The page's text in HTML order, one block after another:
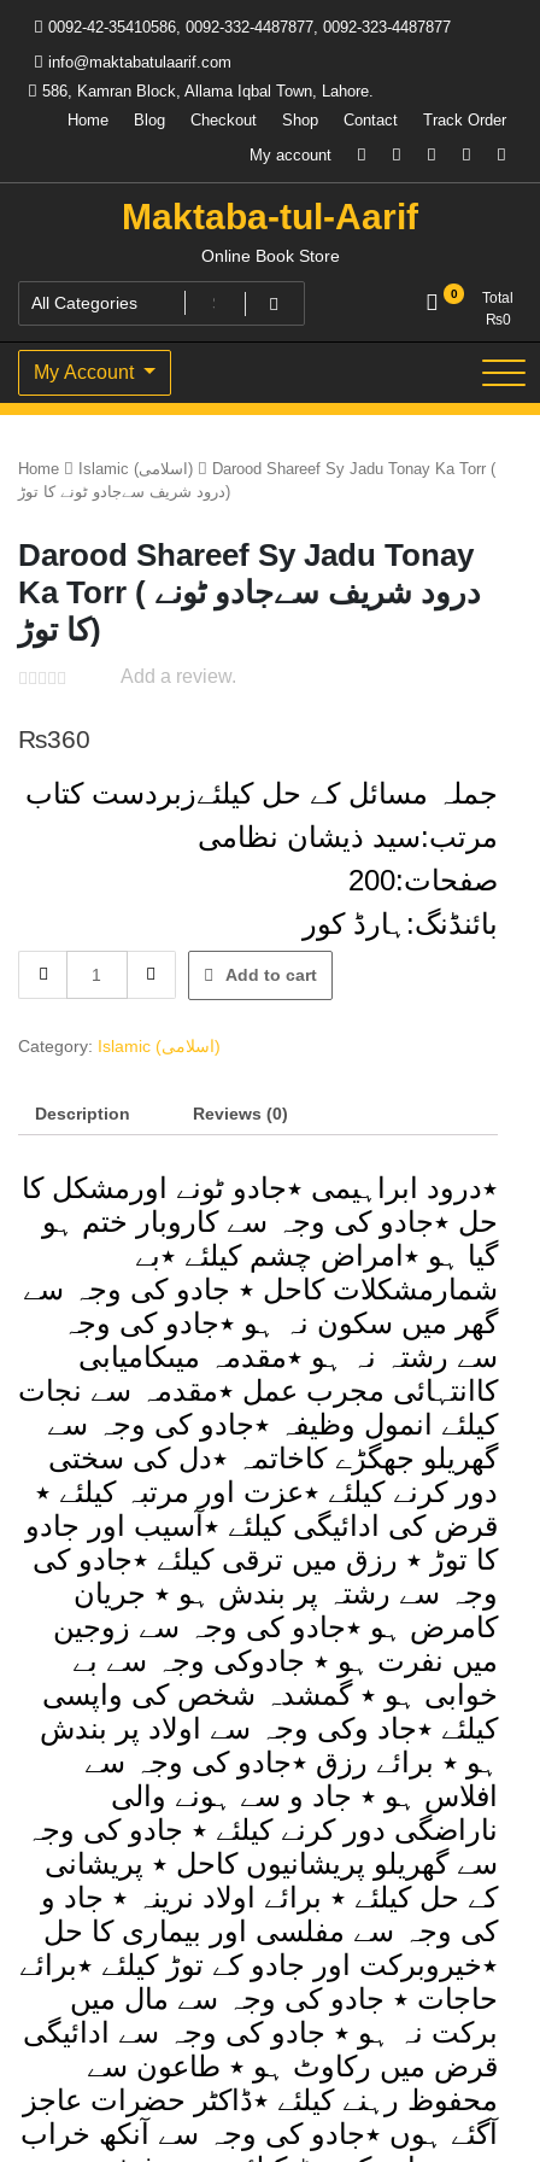
content
0092-42-35410586, 0092-332-4487877, 0092-323-4487877
info@maktabatulaarif.com
586, Kamran Block, Allama Iqbal Town, Lahore.
Home
Blog Checkout Shop Contact
Track Order
My account
Maktaba-tul-Aarif
Online Book Store
0
Total
₨0
My Account
Home Islamic (اسلامی)
Darood Shareef Sy Jadu Tonay Ka Torr (
درود شریف سےجادو ٹونے کا توڑ)
Darood Shareef Sy Jadu Tonay
Ka Torr ( درود شریف سےجادو ٹونے
کا توڑ)
Add a review.
₨360
جملہ مسائل کے حل کیلئےزبردست کتاب
مرتب:سید ذیشان نظامی
صفحات:200
بائنڈنگ:ہارڈ کور
Shareef
Jadu
Torr
(
شریف
سےجادو
ٹونے
Add to cart
Category: Islamic (اسلامی)
Description Reviews (0)
٭درود ابراہیمی ٭جادو ٹونے اورمشکل کا
حل ٭جادو کی وجہ سے کاروبار ختم ہو
گیا ہو ٭امراض چشم کیلئے ٭بے
شمارمشکلات کاحل ٭ جادو کی وجہ سے
گھر میں سکون نہ ہو ٭جادو کی وجہ
سے رشتہ نہ ہو ٭مقدمہ میںکامیابی
کاانتہائی مجرب عمل ٭مقدمہ سے نجات
کیلئے انمول وظیفہ ٭جادو کی وجہ سے
گھریلو جھگڑے کاخاتمہ ٭دل کی سختی
دور کرنے کیلئے ٭عزت اور مرتبہ کیلئے ٭
قرض کی ادائیگی کیلئے ٭آسیب اور جادو
کا توڑ ٭ رزق میں ترقی کیلئے ٭جادو کی
وجہ سے رشتہ پر بندش ہو ٭ جریان
کامرض ہو ٭جادو کی وجہ سے زوجین
میں نفرت ہو ٭ جادوکی وجہ سے بے
خوابی ہو ٭ گمشدہ شخص کی واپسی
کیلئے ٭جاد وکی وجہ سے اولاد پر بندش
ہو ٭ برائے رزق ٭جادو کی وجہ سے
افلاس ہو ٭ جاد و سے ہونے والی
ناراضگی دور کرنے کیلئے ٭ جادو کی وجہ
سے گھریلو پریشانیوں کاحل ٭ پریشانی
کے حل کیلئے ٭ برائے اولاد نرینہ ٭ جاد و
کی وجہ سے مفلسی اور بیماری کا حل
٭خیروبرکت اور جادو کے توڑ کیلئے ٭برائے
حاجات ٭ جادو کی وجہ سے مال میں
برکت نہ ہو ٭ جادو کی وجہ سے ادائیگی
قرض میں رکاوٹ ہو ٭ طاعون سے
محفوظ رہنے کیلئے ٭ڈاکٹر حضرات عاجز
آگئے ہوں ٭جادو کی وجہ سے آنکھ خراب